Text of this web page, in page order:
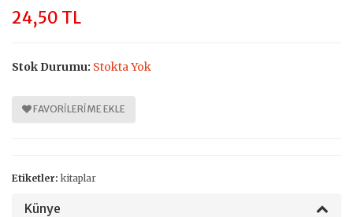
24,50 TL
Stok Durumu: Stokta Yok
FAVORILERIME EKLE
Etiketler: kitaplar
Künye